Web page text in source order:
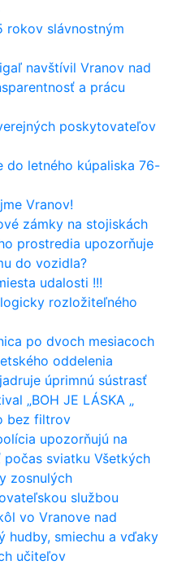
rokov slávnostným
navštívil Vranov nad
a prácu
poskytovateľov
do letného kúpaliska 76-
Vranov!
zámky na stojiskách
prostredia upozorňuje
do vozidla?
udalosti !!!
rozložiteľného
po dvoch mesiacoch
oddelenia
úprimnú sústrasť
„BOH JE LÁSKA „
bez filtrov
upozorňujú na
sviatku Všetkých
zosnulých
službou
vo Vranove nad
hudby, smiechu a vďaky
učiteľov